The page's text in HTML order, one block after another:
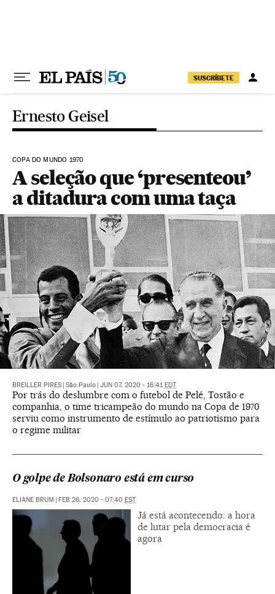
SUSCRÍBETE
Ernesto Geisel
COPA DO MUNDO 1970
A seleção que ‘presenteou’
a ditadura com uma taça
BREILLER PIRES São Paulo JUN 07, 2020 - 16:41 EDT
Por trás do deslumbre com o futebol de Pelé, Tostão e
companhia, o time tricampeão do mundo na Copa de 1970
serviu como instrumento de estímulo ao patriotismo para
o regime militar
O golpe de Bolsonaro está em curso
ELIANE BRUM FEB 26, 2020 - 07:40 EST
Já está acontecendo: a hora
de lutar pela democracia é
agora